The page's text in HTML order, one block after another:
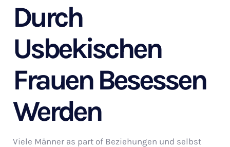
Durch
Usbekischen
Frauen Besessen
Werden
Viele Männer as part of Beziehungen und selbst